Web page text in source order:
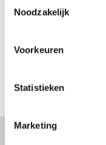
Noodzakelijk
Voorkeuren
Statistieken
Marketing